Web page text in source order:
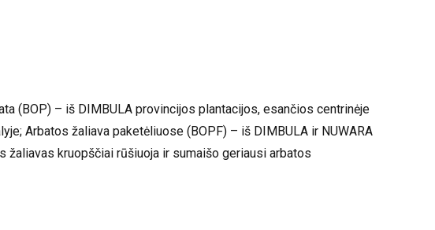
(BOP) – iš DIMBULA provincijos plantacijos, esančios centrinėje
Arbatos žaliava paketėliuose (BOPF) – iš DIMBULA ir NUWARA
žaliavas kruopščiai rūšiuoja ir sumaišo geriausi arbatos